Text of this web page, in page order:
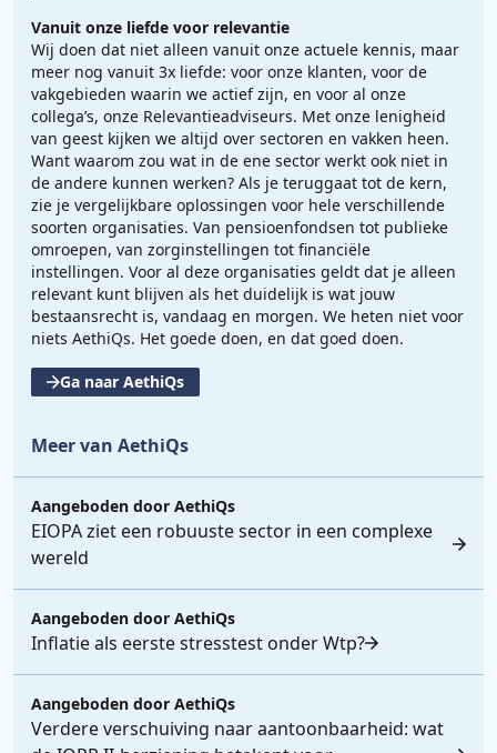
Vanuit onze liefde voor relevantie
Wij doen dat niet alleen vanuit onze actuele kennis, maar
meer nog vanuit 3x liefde: voor onze klanten, voor de
vakgebieden waarin we actief zijn, en voor al onze
collega’s, onze Relevantieadviseurs. Met onze lenigheid
van geest kijken we altijd over sectoren en vakken heen.
Want waarom zou wat in de ene sector werkt ook niet in
de andere kunnen werken? Als je teruggaat tot de kern,
zie je vergelijkbare oplossingen voor hele verschillende
soorten organisaties. Van pensioenfondsen tot publieke
omroepen, van zorginstellingen tot financiële
instellingen. Voor al deze organisaties geldt dat je alleen
relevant kunt blijven als het duidelijk is wat jouw
bestaansrecht is, vandaag en morgen. We heten niet voor
niets AethiQs. Het goede doen, en dat goed doen.
Ga naar AethiQs
Meer van AethiQs
EIOPA ziet een robuuste sector in een complexe
wereld
Aangeboden door AethiQs
Inflatie als eerste stresstest onder Wtp?
Aangeboden door AethiQs
Verdere verschuiving naar aantoonbaarheid: wat
Aangeboden door AethiQs